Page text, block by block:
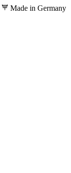
Made in Germany